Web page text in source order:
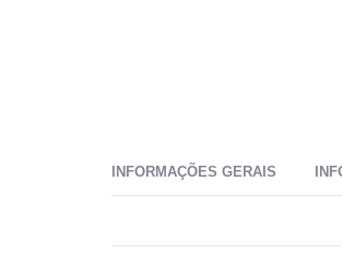
INFORMAÇÕES GERAIS